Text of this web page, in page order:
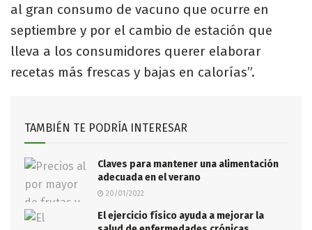
al gran consumo de vacuno que ocurre en
septiembre y por el cambio de estación que
lleva a los consumidores querer elaborar
recetas más frescas y bajas en calorías”.
TAMBIÉN TE PODRÍA INTERESAR
Claves para mantener una alimentación
adecuada en el verano
20/01/2022
El ejercicio físico ayuda a mejorar la